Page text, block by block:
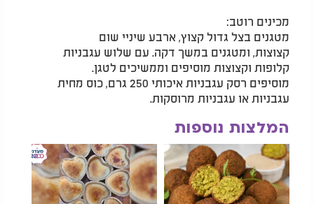
מכינים רוטב:
מטגנים בצל גדול קצוץ, ארבע שיניי שום
קצוצות, ומטגנים במשך דקה. עם שלוש עגבניות
קלופות וקצוצות מוסיפים וממשיכים לטגן.
מוסיפים רסק עגבניות איכותי 250 גרם, כוס מחית
עגבניות או עגבניות מרוסקות.
המלצות נוספות